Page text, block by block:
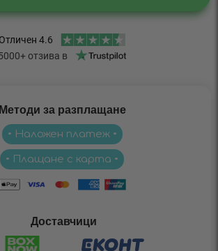
Методи за разплащане
• Наложен платеж •
• Плащане с карта •
Доставчици